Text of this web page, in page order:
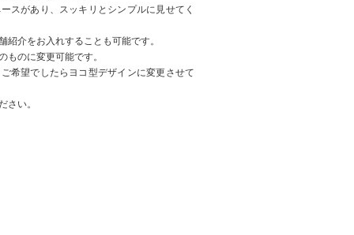
スがあり、スッキリとシンプルに見せてく
紹介をお入れすることも可能です。
ものに変更可能です。
希望でしたらヨコ型デザインに変更させて
さい。